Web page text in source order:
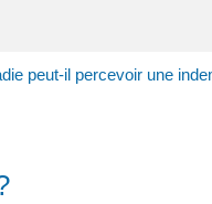
peut-il percevoir une